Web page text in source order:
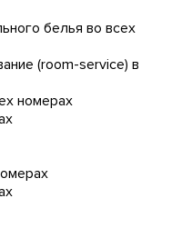
белья во всех
(room-service) в
номерах